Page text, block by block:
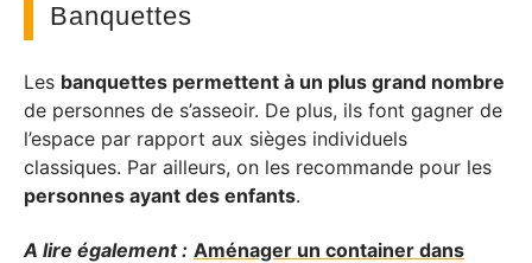
Banquettes
Les banquettes permettent à un plus grand nombre
de personnes de s’asseoir. De plus, ils font gagner de
l’espace par rapport aux sièges individuels
classiques. Par ailleurs, on les recommande pour les
personnes ayant des enfants.
A lire également : Aménager un container dans